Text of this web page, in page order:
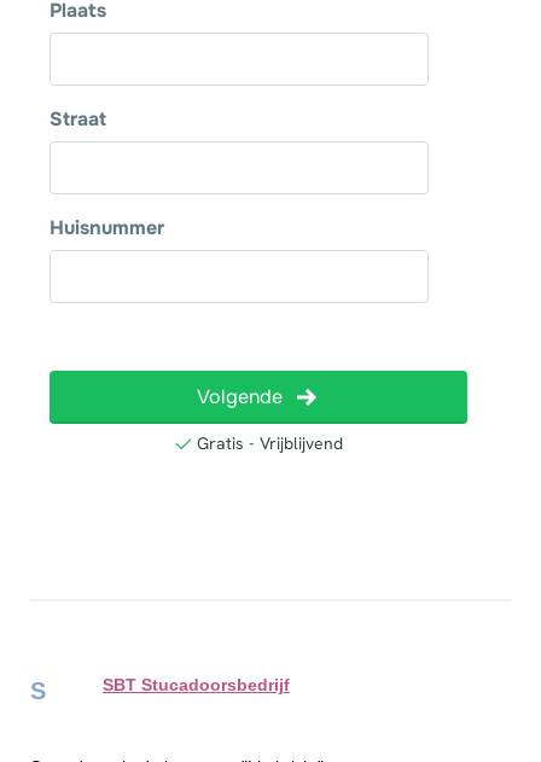
S SBT Stucadoorsbedrijf